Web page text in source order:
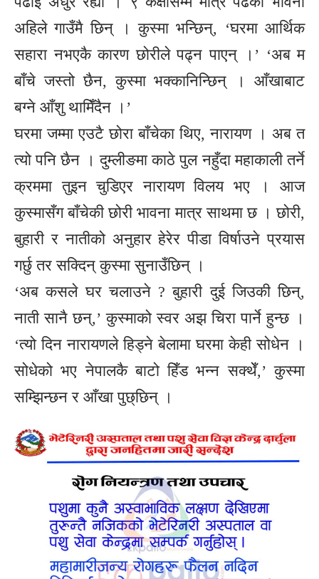
अहिले गाउँमै छिन् । कुस्मा भन्छिन्, ‘घरमा आर्थिक
सहारा नभएकै कारण छोरीले पढ्न पाएन् ।’ ‘अब म
बाँचे जस्तो छैन, कुस्मा भक्कानिन्छिन् । आँखाबाट
बग्ने आँशु थामिँदैन ।’
घरमा जम्मा एउटै छोरा बाँचेका थिए, नारायण । अब त
त्यो पनि छैन । दुम्लीङमा काठे पुल नहुँदा महाकाली तर्ने
क्रममा तुइन चुडिएर नारायण विलय भए । आज
कुस्मासँग बाँचेकी छोरी भावना मात्र साथमा छ । छोरी,
बुहारी र नातीको अनुहार हेरेर पीडा विर्षाउने प्रयास
गर्छु तर सक्दिन् कुस्मा सुनाउँछिन् ।
‘अब कसले घर चलाउने ? बुहारी दुई जिउकी छिन्,
नाती सानै छन्,’ कुस्माको स्वर अझ चिरा पार्ने हुन्छ ।
‘त्यो दिन नारायणले हिड्ने बेलामा घरमा केही सोधेन ।
सोधेको भए नेपालकै बाटो हिँड भन्न सक्थेँ,’ कुस्मा
सम्झिन्छन र आँखा पुछ्छिन् ।